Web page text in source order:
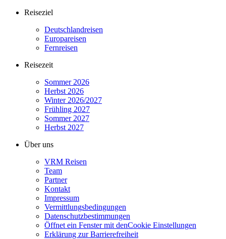
Reiseziel
Deutschlandreisen
Europareisen
Fernreisen
Reisezeit
Sommer 2026
Herbst 2026
Winter 2026/2027
Frühling 2027
Sommer 2027
Herbst 2027
Über uns
VRM Reisen
Team
Partner
Kontakt
Impressum
Vermittlungsbedingungen
Datenschutzbestimmungen
Öffnet ein Fenster mit denCookie Einstellungen
Erklärung zur Barrierefreiheit